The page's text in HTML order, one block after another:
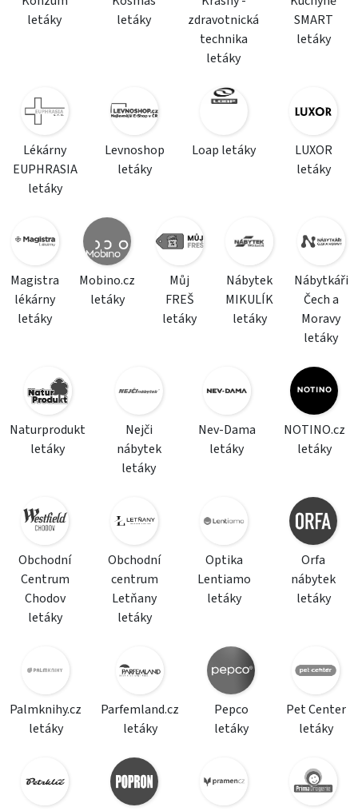
letáky
letáky
zdravotnická
technika
letáky
SMART
letáky
Lékárny
EUPHRASIA
letáky
Levnoshop
letáky
Loap letáky
LUXOR
letáky
Magistra
lékárny
letáky
Mobino.cz
letáky
Můj
FREŠ
letáky
Nábytek
MIKULÍK
letáky
Nábytkáři
Čech a
Moravy
letáky
Naturprodukt
letáky
Nejči
nábytek
letáky
Nev-Dama
letáky
NOTINO.cz
letáky
Obchodní
Centrum
Chodov
letáky
Obchodní
centrum
Letňany
letáky
Optika
Lentiamo
letáky
Orfa
nábytek
letáky
Palmknihy.cz
letáky
Parfemland.cz
letáky
Pepco
letáky
Pet Center
letáky